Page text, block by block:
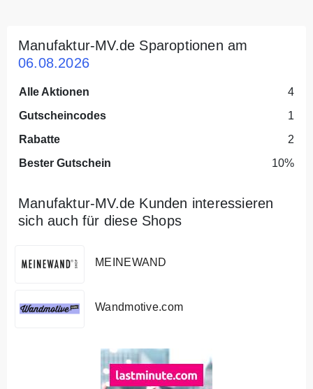
Manufaktur-MV.de Sparoptionen am
06.08.2026
Alle Aktionen
4
Gutscheincodes
1
Rabatte
2
Bester Gutschein
10%
Manufaktur-MV.de Kunden interessieren
sich auch für diese Shops
MEINEWAND
Wandmotive.com